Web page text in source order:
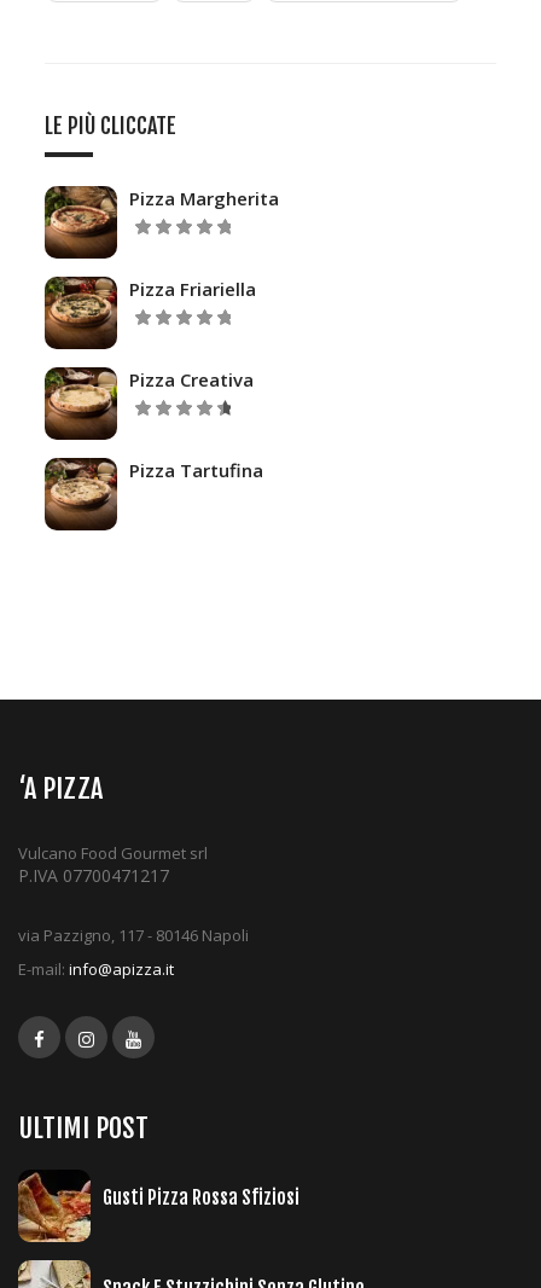
LE PIÙ CLICCATE
Pizza Margherita
Pizza Friariella
Pizza Creativa
Pizza Tartufina
‘A PIZZA
Vulcano Food Gourmet srl
P.IVA 07700471217
via Pazzigno, 117 - 80146 Napoli
E-mail: info@apizza.it
ULTIMI POST
Gusti Pizza Rossa Sfiziosi